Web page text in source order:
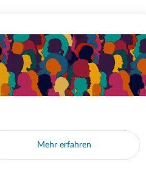
Mehr erfahren